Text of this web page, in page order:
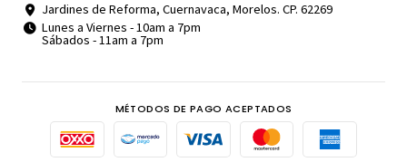
Jardines de Reforma, Cuernavaca, Morelos. CP. 62269
Lunes a Viernes - 10am a 7pm
Sábados - 11am a 7pm
MÉTODOS DE PAGO ACEPTADOS